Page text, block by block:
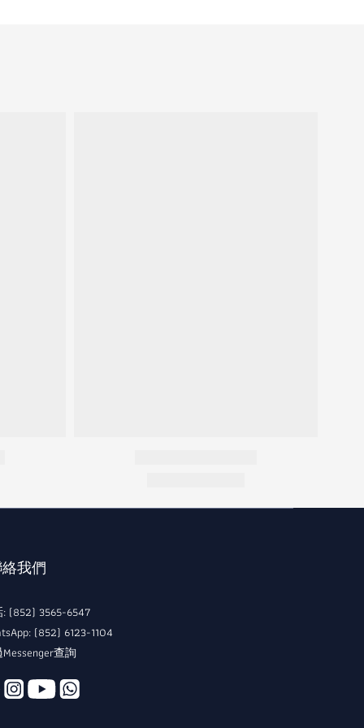
我們
(852) 3565-6547
(852) 6123-1104
查詢